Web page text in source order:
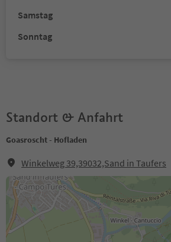
Samstag
Sonntag
Standort & Anfahrt
Goasroscht - Hofladen
Winkelweg 39,39032,Sand in Taufers